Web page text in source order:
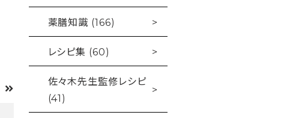
薬膳知識 (166)
レシピ集 (60)
佐々木先生監修レシピ
(41)